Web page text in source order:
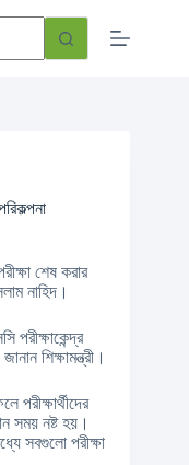
শেষ করার
নাহিদ।
পরীক্ষাকেন্দ্র
শিক্ষামন্ত্রী।
পরীক্ষার্থীদের
সময় নষ্ট হয়।
সবগুলো পরীক্ষা